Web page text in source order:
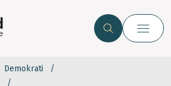
Demokrati